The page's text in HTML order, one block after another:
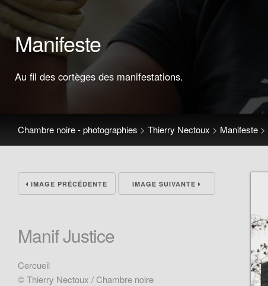
Manifeste
Au fil des cortèges des manifestations.
Chambre noire - photographies > Thierry Nectoux > Manifeste >
IMAGE PRÉCÉDENTE IMAGE SUIVANTE
Manif Justice
Cercueil
© Thierry Nectoux / Chambre noire